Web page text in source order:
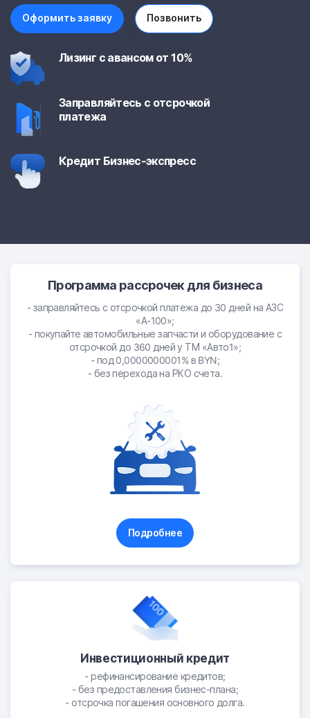
Оформить заявку Позвонить
Лизинг с авансом от 10%
Заправляйтесь с отсрочкой
платежа
Кредит Бизнес-экспресс
Программа рассрочек для бизнеса
- заправляйтесь с отсрочкой платежа до 30 дней на АЗС
«А-100»;
- покупайте автомобильные запчасти и оборудование с
отсрочкой до 360 дней у ТМ «Авто1»;
- под 0,0000000001% в BYN;
- без перехода на РКО счета.
Подробнее
Инвестиционный кредит
- рефинансирование кредитов;
- без предоставления бизнес-плана;
- отсрочка погашения основного долга.